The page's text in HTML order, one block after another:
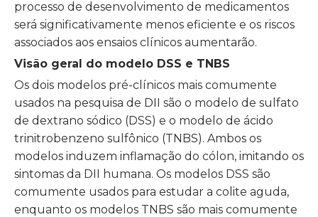
processo de desenvolvimento de medicamentos
será significativamente menos eficiente e os riscos
associados aos ensaios clínicos aumentarão.
Visão geral do modelo DSS e TNBS
Os dois modelos pré-clínicos mais comumente
usados ​​na pesquisa de DII são o modelo de sulfato
de dextrano sódico (DSS) e o modelo de ácido
trinitrobenzeno sulfônico (TNBS). Ambos os
modelos induzem inflamação do cólon, imitando os
sintomas da DII humana. Os modelos DSS são
comumente usados ​​para estudar a colite aguda,
enquanto os modelos TNBS são mais comumente